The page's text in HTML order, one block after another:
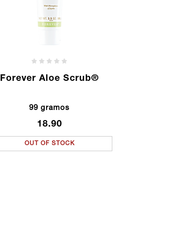
Forever Aloe Scrub®
99 gramos
18.90
OUT OF STOCK